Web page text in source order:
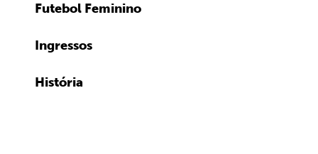
Futebol Feminino
Ingressos
História